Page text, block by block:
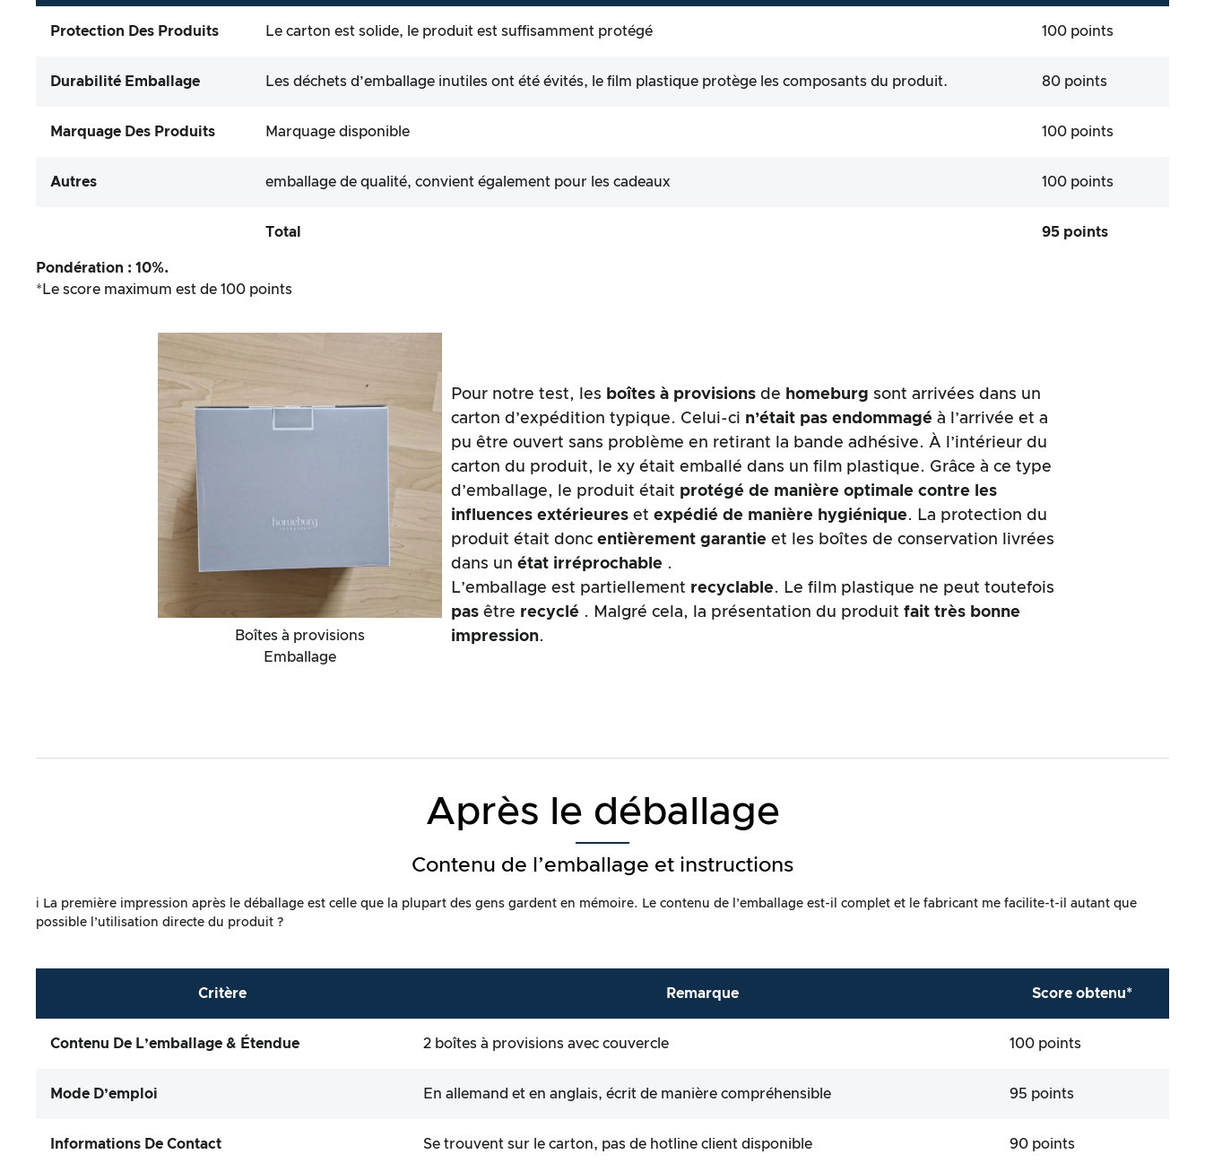
Protection Des Produits Le carton est solide, le produit est suffisamment protégé 100 points
Durabilité Emballage Les déchets d’emballage inutiles ont été évités, le film plastique protège les composants du produit. 80 points
Marquage Des Produits Marquage disponible 100 points
Autres emballage de qualité, convient également pour les cadeaux 100 points
Total 95 points
Pondération : 10%.
*Le score maximum est de 100 points
Boîtes à provisions
Emballage
Pour notre test, les boîtes à provisionsde homeburgsont arrivées dans un
carton d’expédition typique. Celui-ci n’était pas endommagé à l’arrivée et a
pu être ouvert sans problème en retirant la bande adhésive. À l’intérieur du
carton du produit, le xy était emballé dans un film plastique. Grâce à ce type
d’emballage, le produit était protégé de manière optimale contre les
influences extérieures etexpédié de manière hygiénique. La protection du
produit était donc entièrement garantieet les boîtes de conservation livrées
dans unétat irréprochable .
L’emballage est partiellement recyclable. Le film plastique ne peut toutefois
pasêtre recyclé . Malgré cela, la présentation du produitfait très bonne
impression.
Après le déballage
Contenu de l’emballage et instructions
ℹ️ La première impression après le déballage est celle que la plupart des gens gardent en mémoire. Le contenu de l’emballage est-il complet et le fabricant me facilite-t-il autant que
possible l’utilisation directe du produit ?
Critère Remarque Score obtenu*
Contenu De L’emballage & Étendue 2 boîtes à provisions avec couvercle 100 points
Mode D’emploi En allemand et en anglais, écrit de manière compréhensible 95 points
Informations De Contact Se trouvent sur le carton, pas de hotline client disponible 90 points